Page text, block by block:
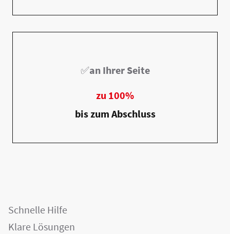
✅an Ihrer Seite
zu 100%
bis zum Abschluss
Schnelle Hilfe
Klare Lösungen